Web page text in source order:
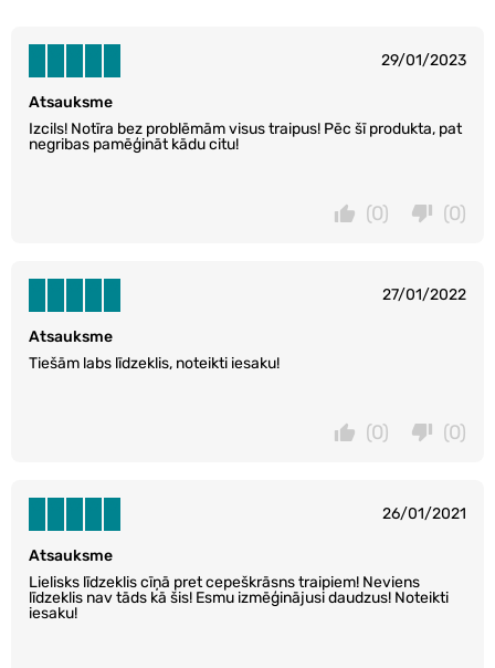
29/01/2023
Atsauksme
Izcils! Notīra bez problēmām visus traipus! Pēc šī produkta, pat
negribas pamēģināt kādu citu!
(0)
(0)
27/01/2022
Atsauksme
Tiešām labs līdzeklis, noteikti iesaku!
(0)
(0)
26/01/2021
Atsauksme
Lielisks līdzeklis cīņā pret cepeškrāsns traipiem! Neviens
līdzeklis nav tāds kā šis! Esmu izmēģinājusi daudzus! Noteikti
iesaku!